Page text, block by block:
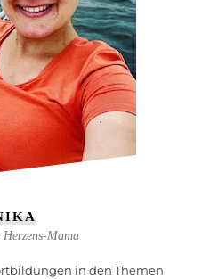
Mama
in den Themen